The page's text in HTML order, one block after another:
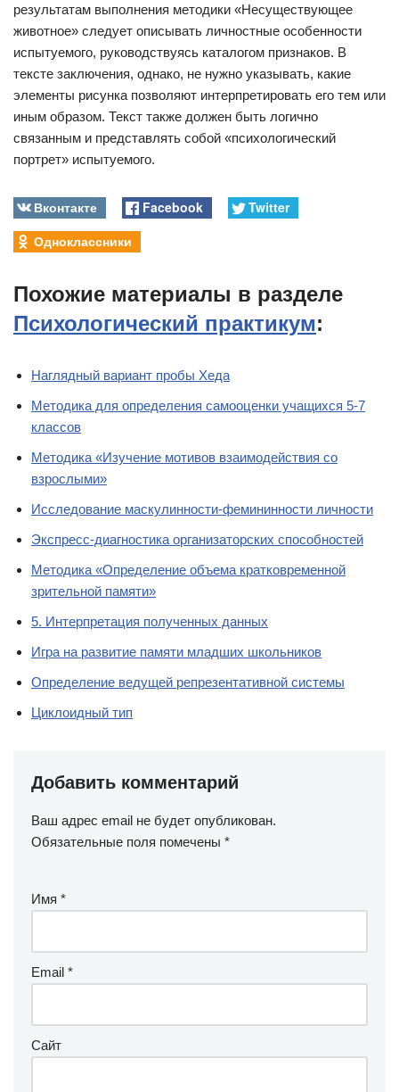
результатам выполнения методики «Несуществующее
животное» следует описывать личностные особенности
испытуемого, руководствуясь каталогом признаков. В
тексте заключения, однако, не нужно указывать, какие
элементы рисунка позволяют интерпретировать его тем или
иным образом. Текст также должен быть логично
связанным и представлять собой «психологический
портрет» испытуемого.
Вконтакте Facebook
Twitter
Одноклассники
Похожие материалы в разделе
Психологический практикум:
Наглядный вариант пробы Хеда
Методика для определения самооценки учащихся 5-7
классов
Методика «Изучение мотивов взаимодействия со
взрослыми»
Исследование маскулинности-фемининности личности
Экспресс-диагностика организаторских способностей
Методика «Определение объема кратковременной
зрительной памяти»
5. Интерпретация полученных данных
Игра на развитие памяти младших школьников
Определение ведущей репрезентативной системы
Циклоидный тип
Добавить комментарий
Ваш адрес email не будет опубликован.
Обязательные поля помечены *
Имя *
Email *
Сайт